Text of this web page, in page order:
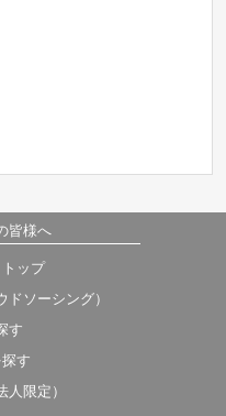
皆様へ
ップ
ソーシング）
す
す
限定）